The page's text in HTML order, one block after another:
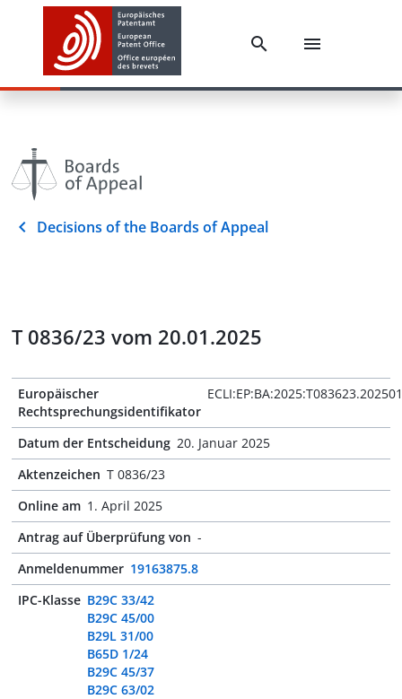
Decisions of the Boards of Appeal
T 0836/23 vom 20.01.2025
Europäischer
Rechtsprechungsidentifikator
Datum der Entscheidung 20. Januar 2025
Aktenzeichen T 0836/23
Online am 1. April 2025
Antrag auf Überprüfung von -
Anmeldenummer 19163875.8
IPC-Klasse B29C 33/42
B29C 45/00
B29L 31/00
B65D 1/24
B29C 45/37
B29C 63/02